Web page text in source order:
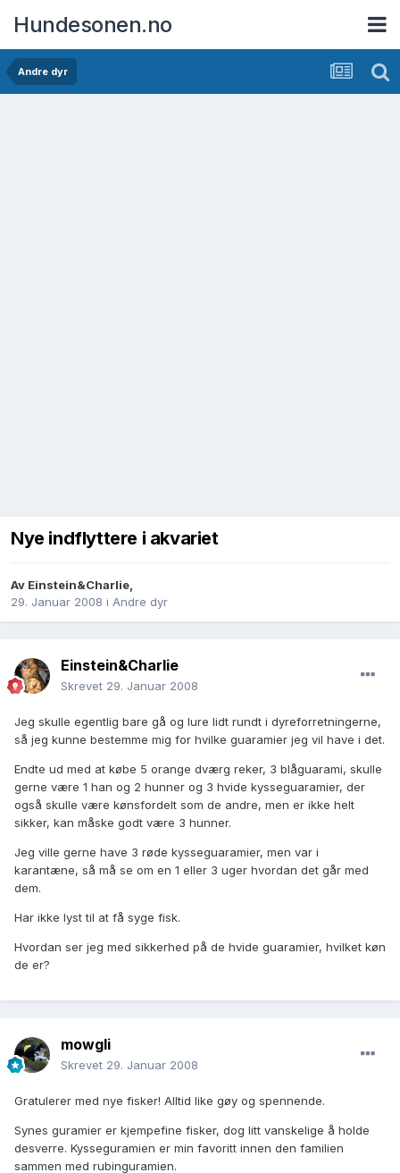
Hundesonen.no
Andre dyr
Nye indflyttere i akvariet
Av Einstein&Charlie,
29. Januar 2008 i Andre dyr
Einstein&Charlie
Skrevet 29. Januar 2008
Jeg skulle egentlig bare gå og lure lidt rundt i dyreforretningerne,
så jeg kunne bestemme mig for hvilke guaramier jeg vil have i det.
Endte ud med at købe 5 orange dværg reker, 3 blåguarami, skulle
gerne være 1 han og 2 hunner og 3 hvide kysseguaramier, der
også skulle være kønsfordelt som de andre, men er ikke helt
sikker, kan måske godt være 3 hunner.
Jeg ville gerne have 3 røde kysseguaramier, men var i
karantæne, så må se om en 1 eller 3 uger hvordan det går med
dem.
Har ikke lyst til at få syge fisk.
Hvordan ser jeg med sikkerhed på de hvide guaramier, hvilket køn
de er?
mowgli
Skrevet 29. Januar 2008
Gratulerer med nye fisker! Alltid like gøy og spennende.
Synes guramier er kjempefine fisker, dog litt vanskelige å holde
desverre. Kysseguramien er min favoritt innen den familien
sammen med rubinguramien.